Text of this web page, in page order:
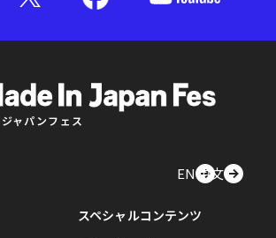
ャパンフェス
EN中文
スペシャルコンテンツ